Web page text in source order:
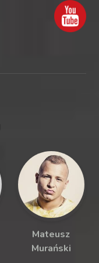
Mateusz
Murański